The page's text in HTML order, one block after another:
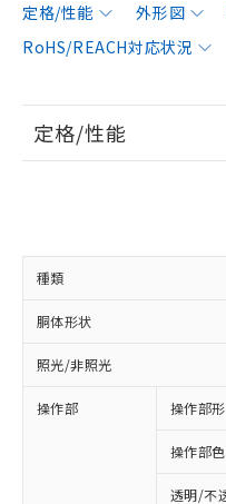
定格/性能 外形図
RoHS/REACH対応状況
定格/性能
種類
胴体形状
照光/非照光
操作部 操作部
操作部色
透明/不